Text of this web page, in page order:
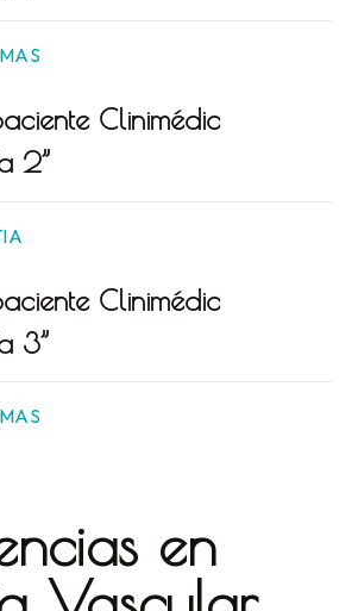
Clinimédic
2”
Clinimédic
3”
en